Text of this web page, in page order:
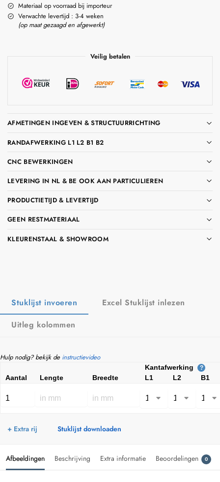
Materiaal op voorraad bij importeur
Verwachte levertijd : 3-4 weken
(op maat gezaagd en afgewerkt)
Veilig betalen
AFMETINGEN INGEVEN & STRUCTUURRICHTING
RANDAFWERKING L1 L2 B1 B2
CNC BEWERKINGEN
LEVERING IN NL & BE OOK AAN PARTICULIEREN
PRODUCTIETIJD & LEVERTIJD
GEEN RESTMATERIAAL
KLEURENSTAAL & SHOWROOM
Stuklijst invoeren
Excel Stuklijst inlezen
Uitleg kolommen
Hulp nodig? bekijk de instructievideo
Kantafwerking ?
Aantal Lengte Breedte L1 L2 B1
+ Extra rij Stuklijst downloaden
Afbeeldingen Beschrijving Extra informatie Beoordelingen 0